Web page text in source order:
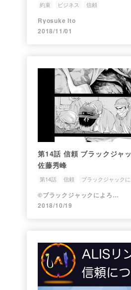
約束 ビジネス 信頼
Ryosuke Ito
2018/11/01
第14話 信頼 ブラックジャ
佐藤秀峰
第14話 信頼 ブラックジャックに
©ブラックジャックによろしく 佐藤秀峰
2018/10/19